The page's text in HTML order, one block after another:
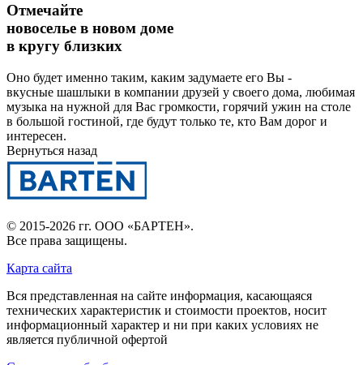
Отмечайте
новоселье в новом доме
в кругу близких
Оно будет именно таким, каким задумаете его Вы -
вкусные шашлыки в компании друзей у своего дома, любимая
музыка на нужной для Вас громкости, горячий ужин на столе
в большой гостиной, где будут только те, кто Вам дорог и
интересен.
Вернуться назад
© 2015-2026 гг. ООО «БАРТЕН».
Все права защищены.
Карта сайта
Вся представленная на сайте информация, касающаяся
технических характеристик и стоимости проектов, носит
информационный характер и ни при каких условиях не
является публичной офертой